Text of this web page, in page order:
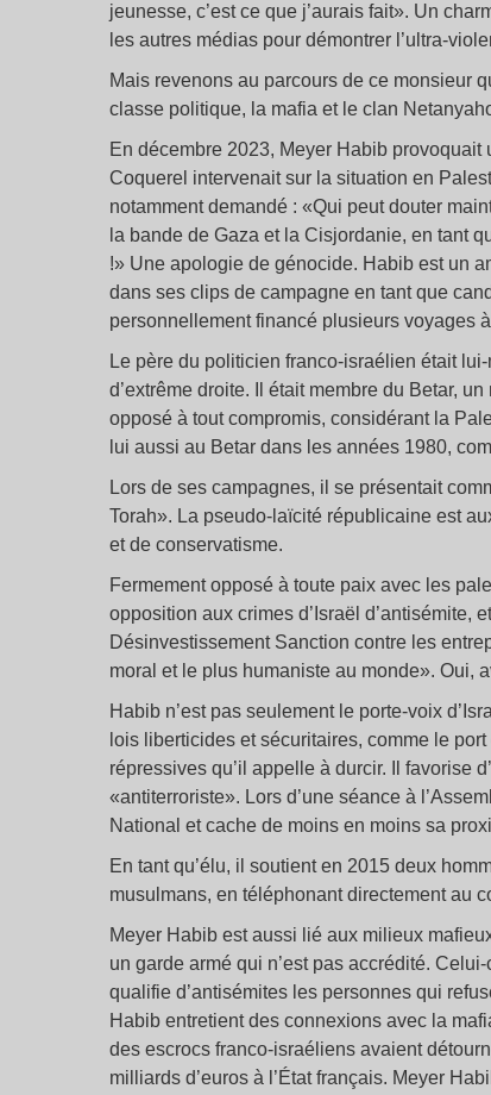
jeunesse, c’est ce que j’aurais fait». Un
les autres médias pour démontrer l’ultra-
Mais revenons au parcours de ce monsieur
classe politique, la mafia et le clan
En décembre 2023, Meyer Habib
Coquerel intervenait sur la situation en
notamment demandé : «Qui peut douter
la bande de Gaza et la Cisjordanie, en tant
!» Une apologie de génocide. Habib est un
dans ses clips de campagne en tant que
personnellement financé plusieurs voyages
Le père du politicien franco-israélien était
d’extrême droite. Il était membre du Betar,
opposé à tout compromis, considérant la
lui aussi au Betar dans les années 1980,
Lors de ses campagnes, il se présentait
Torah». La pseudo-laïcité républicaine est
et de conservatisme.
Fermement opposé à toute paix avec les
opposition aux crimes d’Israël d’antisémite,
Désinvestissement Sanction contre les
moral et le plus humaniste au monde». Oui,
Habib n’est pas seulement le porte-voix
lois liberticides et sécuritaires, comme le
répressives qu’il appelle à durcir. Il favorise
«antiterroriste». Lors d’une séance à
National et cache de moins en moins sa
En tant qu’élu, il soutient en 2015 deux
musulmans, en téléphonant directement au
Meyer Habib est aussi lié aux milieux
un garde armé qui n’est pas accrédité.
qualifie d’antisémites les personnes qui
Habib entretient des connexions avec la
des escrocs franco-israéliens avaient
milliards d’euros à l’État français. Meyer